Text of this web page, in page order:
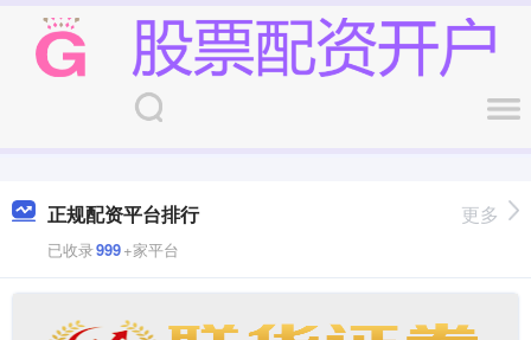
正规配资平台排行
已收录999+家平台
更多